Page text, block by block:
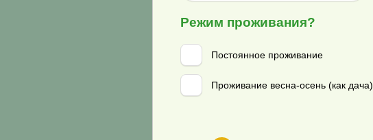
Септик для
Аква 3
Режим проживания?
Постоянное проживание
Проживание весна-осень (как дача)